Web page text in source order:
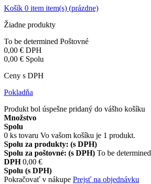
Košík 0 item item(s) (prázdne)
Žiadne produkty
To be determined Poštovné
0,00 € DPH
0,00 € Spolu
Ceny s DPH
Pokladňa
Produkt bol úspešne pridaný do vášho košíku
Množstvo
Spolu
0 ks tovaru Vo vašom košíku je 1 produkt.
Spolu za produkty: (s DPH)
Spolu za poštovné: (s DPH) To be determined
DPH 0,00 €
Spolu (s DPH)
Pokračovať v nákupe Prejsť na objednávku